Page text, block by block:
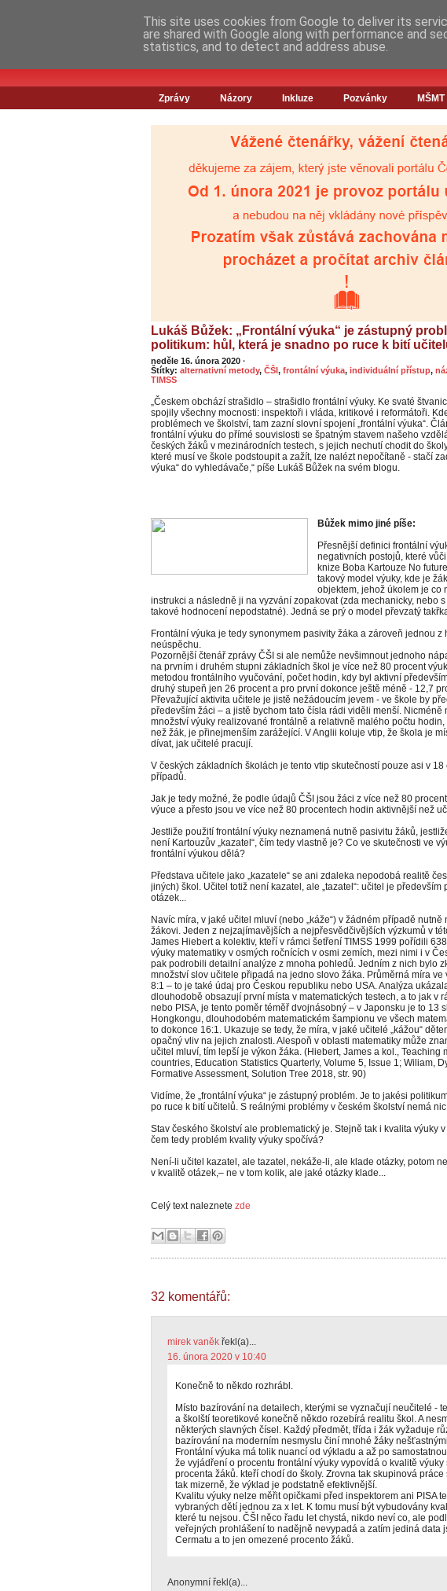
Zprávy Názory Inkluze Pozvánky MŠMT
Lukáš Bůžek: „Frontální výuka“ je zástupný
politikum: hůl, která je snadno po ruce k bití
neděle 16. února 2020 ·
Štítky: alternativní metody, ČŠI, frontální výuka, individuální přístup,
TIMSS
„Českem obchází strašidlo – strašidlo frontální výuky. Ke svaté
spojily všechny mocnosti: inspektoři i vláda, kritikové i reformátoři.
problémech ve školství, tam zazní slovní spojení „frontální výuka“.
frontální výuku do přímé souvislosti se špatným stavem našeho
českých žáků v mezinárodních testech, s jejich nechutí chodit do
které musí ve škole podstoupit a zažít, lze nalézt nepočítaně - stačí
výuka“ do vyhledávače,“ píše Lukáš Bůžek na svém blogu.
Bůžek mimo jiné píše:
Přesnější definici frontální
negativních postojů, které
knize Boba Kartouze No
takový model výuky, kde je
objektem, jehož úkolem je co
instrukci a následně ji na vyzvání zopakovat (zda mechanicky, nebo
takové hodnocení nepodstatné). Jedná se prý o model převzatý
Frontální výuka je tedy synonymem pasivity žáka a zároveň jednou
neúspěchu.
Pozornější čtenář zprávy ČŠI si ale nemůže nevšimnout jednoho
na prvním i druhém stupni základních škol je více než 80 procent
metodou frontálního vyučování, počet hodin, kdy byl aktivní
druhý stupeň jen 26 procent a pro první dokonce ještě méně - 12,7
Převažující aktivita učitele je jistě nežádoucím jevem - ve škole by
především žáci – a jistě bychom tato čísla rádi viděli menší. Nicméně
množství výuky realizované frontálně a relativně malého počtu hodin,
než žák, je přinejmenším zarážející. V Anglii koluje vtip, že škola je
dívat, jak učitelé pracují.
V českých základních školách je tento vtip skutečností pouze asi v
případů.
Jak je tedy možné, že podle údajů ČŠI jsou žáci z více než 80
výuce a přesto jsou ve více než 80 procentech hodin aktivnější než
Jestliže použití frontální výuky neznamená nutně pasivitu žáků,
není Kartouzův „kazatel“, čím tedy vlastně je? Co ve skutečnosti ve
frontální výukou dělá?
Představa učitele jako „kazatele“ se ani zdaleka nepodobá realitě
jiných) škol. Učitel totiž není kazatel, ale „tazatel“: učitel je
otázek...
Navíc míra, v jaké učitel mluví (nebo „káže“) v žádném případě
žákovi. Jeden z nejzajímavějších a nejpřesvědčivějších výzkumů v
James Hiebert a kolektiv, kteří v rámci šetření TIMSS 1999 pořídili
výuky matematiky v osmých ročnících v osmi zemích, mezi nimi i v
pak podrobili detailní analýze z mnoha pohledů. Jedním z nich bylo
množství slov učitele připadá na jedno slovo žáka. Průměrná míra ve
8:1 – to je také údaj pro Českou republiku nebo USA. Analýza
dlouhodobě obsazují první místa v matematických testech, a to jak v
nebo PISA, je tento poměr téměř dvojnásobný – v Japonsku je to 13
Hongkongu, dlouhodobém matematickém šampionu ve všech
to dokonce 16:1. Ukazuje se tedy, že míra, v jaké učitelé „kážou“
opačný vliv na jejich znalosti. Alespoň v oblasti matematiky může
učitel mluví, tím lepší je výkon žáka. (Hiebert, James a kol., Teaching
countries, Education Statistics Quarterly, Volume 5, Issue 1; Wiliam,
Formative Assessment, Solution Tree 2018, str. 90)
Vidíme, že „frontální výuka“ je zástupný problém. Je to jakési
po ruce k bití učitelů. S reálnými problémy v českém školství nemá
Stav českého školství ale problematický je. Stejně tak i kvalita výuky
čem tedy problém kvality výuky spočívá?
Není-li učitel kazatel, ale tazatel, nekáže-li, ale klade otázky, potom
v kvalitě otázek,– ne v tom kolik, ale jaké otázky klade...
Celý text naleznete zde
32 komentářů:
mirek vaněk řekl(a)...
16. února 2020 v 10:40
Konečně to někdo rozhrábl.
Místo bazírování na detailech, kterými se vyznačují neučitelé -
a školští teoretikové konečně někdo rozebírá realitu škol. A
některých slavných čísel. Každý předmět, třída i žák vyžaduje
bazírování na moderním nesmyslu činí mnohé žáky
Frontální výuka má tolik nuancí od výkladu a až po
že vyjádření o procentu frontální výuky vypovídá o kvalitě výuky
procenta žáků. kteří chodí do školy. Zrovna tak skupinová práce
tak mizerně, že výklad je podstatně efektivnější.
Kvalitu výuky nelze měřit opičkami před inspektorem ani PISA
vybraných dětí jednou za x let. K tomu musí být vybudovány
které tu nejsou. ČŠI něco řadu let chystá, nikdo neví co, ale
veřejných prohlášení to nadějně nevypadá a zatím jediná data
Cermatu a to jen omezené procento žáků.
Anonymní řekl(a)...
This site uses cookies from Google to deliver its
are shared with Google along with performance and
statistics, and to detect and address abuse.